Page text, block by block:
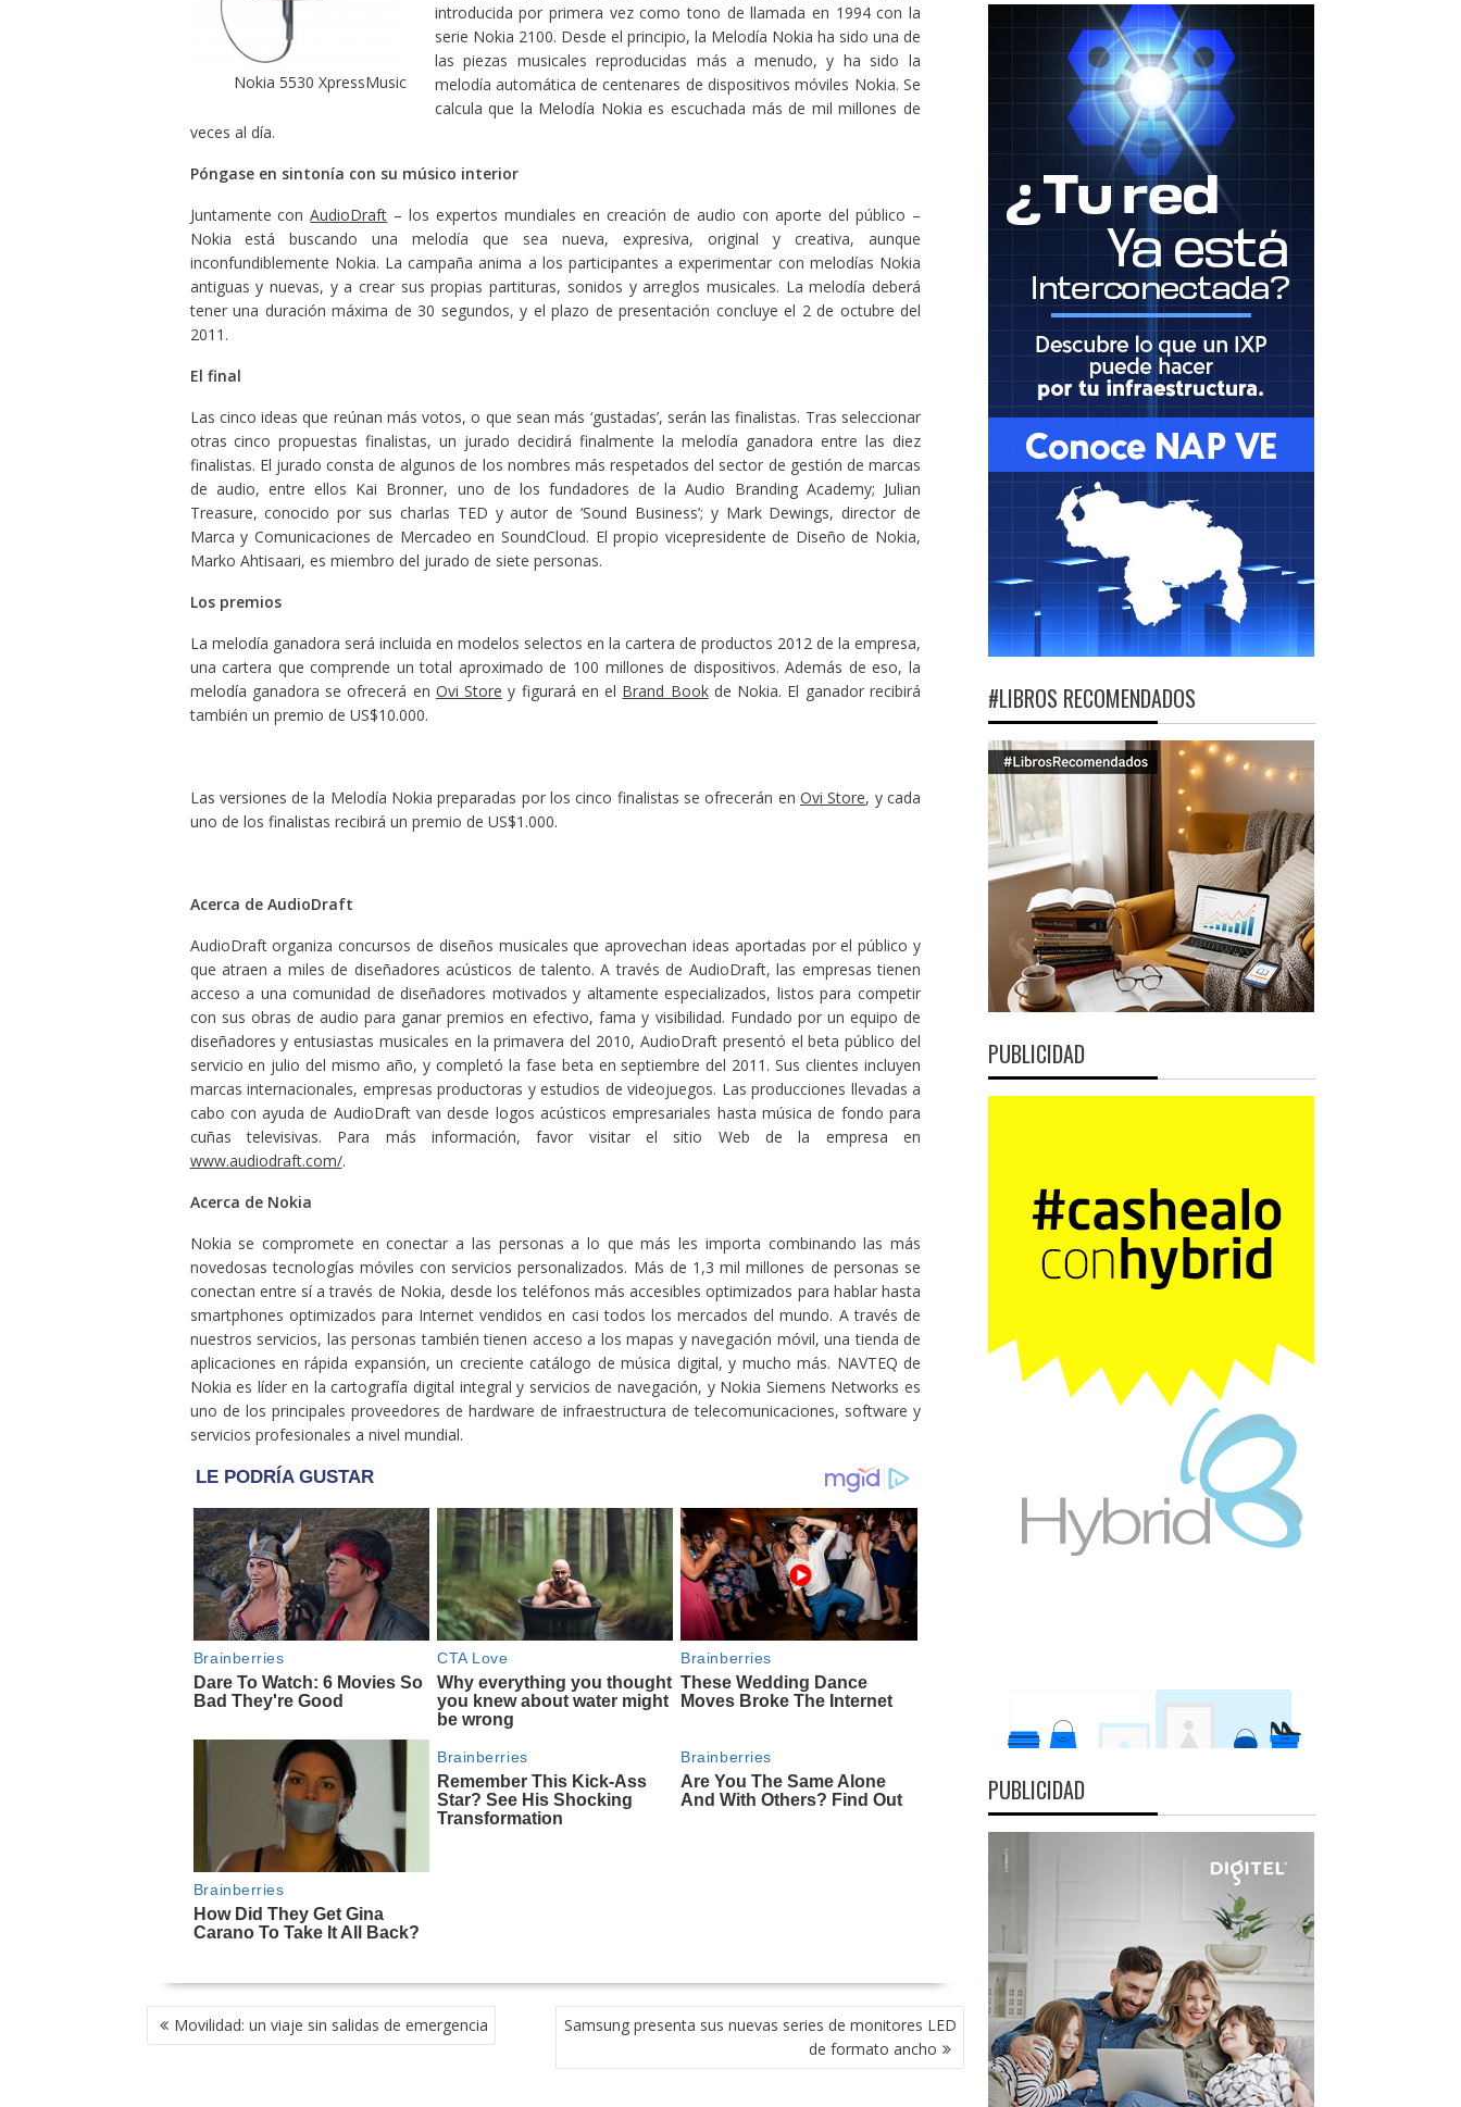
Nokia 5530 XpressMusic
introducida por primera vez como tono de llamada en 1994 con la
serie Nokia 2100. Desde el principio, la Melodía Nokia ha sido una de
las piezas musicales reproducidas más a menudo, y ha sido la
melodía automática de centenares de dispositivos móviles Nokia. Se
calcula que la Melodía Nokia es escuchada más de mil millones de
veces al día.
Póngase en sintonía con su músico interior
Juntamente conAudioDraft – los expertos mundiales en creación de audio con aporte del público –
Nokia está buscando una melodía que sea nueva, expresiva, original y creativa, aunque
inconfundiblemente Nokia. La campaña anima a los participantes a experimentar con melodías Nokia
antiguas y nuevas, y a crear sus propias partituras, sonidos y arreglos musicales. La melodía deberá
tener una duración máxima de 30 segundos, y el plazo de presentación concluye el 2 de octubre del
2011.
El final
Las cinco ideas que reúnan más votos, o que sean más ‘gustadas’, serán las finalistas. Tras seleccionar
otras cinco propuestas finalistas, un jurado decidirá finalmente la melodía ganadora entre las diez
finalistas. El jurado consta de algunos de los nombres más respetados del sector de gestión de marcas
de audio, entre ellos Kai Bronner, uno de los fundadores de la Audio Branding Academy; Julian
Treasure, conocido por sus charlas TED y autor de ‘Sound Business’; y Mark Dewings, director de
Marca y Comunicaciones de Mercadeo en SoundCloud. El propio vicepresidente de Diseño de Nokia,
Marko Ahtisaari, es miembro del jurado de siete personas.
Los premios
La melodía ganadora será incluida en modelos selectos en la cartera de productos 2012 de la empresa,
una cartera que comprende un total aproximado de 100 millones de dispositivos. Además de eso, la
melodía ganadora se ofrecerá en Ovi Store y figurará en el Brand Bookde Nokia. El ganador recibirá
también un premio de US$10.000.
Las versiones de la Melodía Nokia preparadas por los cinco finalistas se ofrecerán enOvi Store, y cada
uno de los finalistas recibirá un premio de US$1.000.
Acerca de AudioDraft
AudioDraft organiza concursos de diseños musicales que aprovechan ideas aportadas por el público y
que atraen a miles de diseñadores acústicos de talento. A través de AudioDraft, las empresas tienen
acceso a una comunidad de diseñadores motivados y altamente especializados, listos para competir
con sus obras de audio para ganar premios en efectivo, fama y visibilidad. Fundado por un equipo de
diseñadores y entusiastas musicales en la primavera del 2010, AudioDraft presentó el beta público del
servicio en julio del mismo año, y completó la fase beta en septiembre del 2011. Sus clientes incluyen
marcas internacionales, empresas productoras y estudios de videojuegos. Las producciones llevadas a
cabo con ayuda de AudioDraft van desde logos acústicos empresariales hasta música de fondo para
cuñas televisivas. Para más información, favor visitar el sitio Web de la empresa en
www.audiodraft.com/.
Acerca de Nokia
Nokia se compromete en conectar a las personas a lo que más les importa combinando las más
novedosas tecnologías móviles con servicios personalizados. Más de 1,3 mil millones de personas se
conectan entre sí a través de Nokia, desde los teléfonos más accesibles optimizados para hablar hasta
smartphones optimizados para Internet vendidos en casi todos los mercados del mundo. A través de
nuestros servicios, las personas también tienen acceso a los mapas y navegación móvil, una tienda de
aplicaciones en rápida expansión, un creciente catálogo de música digital, y mucho más. NAVTEQ de
Nokia es líder en la cartografía digital integral y servicios de navegación, y Nokia Siemens Networks es
uno de los principales proveedores de hardware de infraestructura de telecomunicaciones, software y
servicios profesionales a nivel mundial.
NAVEGACIÓN
DE Movilidad: un viaje sin salidas de emergencia
Samsung presenta sus nuevas series de monitores LED
de formato ancho
#LIBROS RECOMENDADOS
PUBLICIDAD
PUBLICIDAD